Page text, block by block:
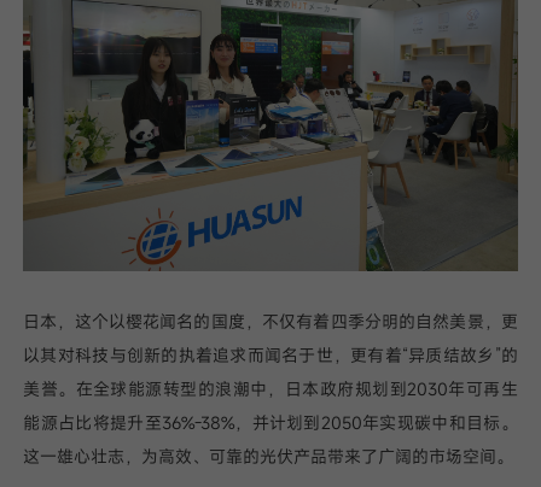
日本，这个以樱花闻名的国度，不仅有着四季分明的自然美景，更
以其对科技与创新的执着追求而闻名于世，更有着“异质结故乡”的
美誉。在全球能源转型的浪潮中，日本政府规划到2030年可再生
能源占比将提升至36%-38%，并计划到2050年实现碳中和目标。
这一雄心壮志，为高效、可靠的光伏产品带来了广阔的市场空间。